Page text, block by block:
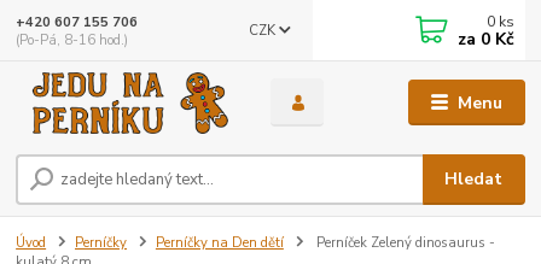
Menu
CZK
Hledat
+420 607 155 706
(Po-Pá, 8-16 hod.)
0 ks
za 0 Kč
Úvod Perníčky Perníčky na Den dětí
Perníček Zelený dinosaurus -